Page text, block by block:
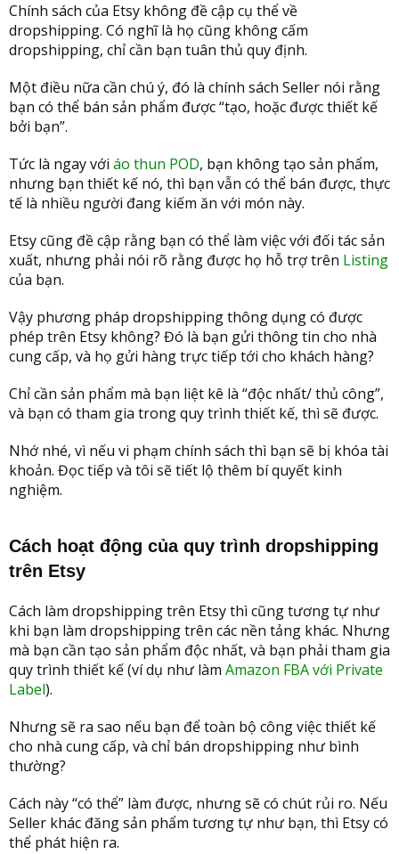
Chính sách của Etsy không đề cập cụ thể về
dropshipping. Có nghĩ là họ cũng không cấm
dropshipping, chỉ cần bạn tuân thủ quy định.
Một điều nữa cần chú ý, đó là chính sách Seller nói rằng
bạn có thể bán sản phẩm được “tạo, hoặc được thiết kế
bởi bạn”.
Tức là ngay với áo thun POD, bạn không tạo sản phẩm,
nhưng bạn thiết kế nó, thì bạn vẫn có thể bán được, thực
tế là nhiều người đang kiếm ăn với món này.
Etsy cũng đề cập rằng bạn có thể làm việc với đối tác sản
xuất, nhưng phải nói rõ rằng được họ hỗ trợ trên Listing
của bạn.
Vậy phương pháp dropshipping thông dụng có được
phép trên Etsy không? Đó là bạn gửi thông tin cho nhà
cung cấp, và họ gửi hàng trực tiếp tới cho khách hàng?
Chỉ cần sản phẩm mà bạn liệt kê là “độc nhất/ thủ công”,
và bạn có tham gia trong quy trình thiết kế, thì sẽ được.
Nhớ nhé, vì nếu vi phạm chính sách thì bạn sẽ bị khóa tài
khoản. Đọc tiếp và tôi sẽ tiết lộ thêm bí quyết kinh
nghiệm.
Cách hoạt động của quy trình dropshipping
trên Etsy
Cách làm dropshipping trên Etsy thì cũng tương tự như
khi bạn làm dropshipping trên các nền tảng khác. Nhưng
mà bạn cần tạo sản phẩm độc nhất, và bạn phải tham gia
quy trình thiết kế (ví dụ như làm Amazon FBA với Private
Label).
Nhưng sẽ ra sao nếu bạn để toàn bộ công việc thiết kế
cho nhà cung cấp, và chỉ bán dropshipping như bình
thường?
Cách này “có thể” làm được, nhưng sẽ có chút rủi ro. Nếu
Seller khác đăng sản phẩm tương tự như bạn, thì Etsy có
thể phát hiện ra.